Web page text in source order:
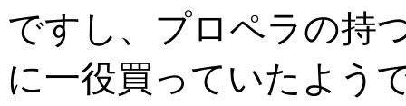
ですし、プロペラの持
に一役買っていたよう